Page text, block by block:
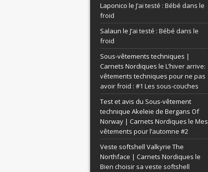
Laponico le J’ai testé : Bébé dans le
froid
Salaun le J’ai testé : Bébé dans le
froid
Sous-vêtements techniques |
Carnets Nordiques le L’hiver arrive:
vêtements techniques pour ne pas
avoir froid : #1 Les sous-couches
Test et avis du Sous-vêtement
technique Akeleie de Bergans Of
Norway | Carnets Nordiques le Mes
vêtements pour l’automne #2
Veste softshell Valkyrie The
Northface | Carnets Nordiques le
Bien choisir sa veste softshell